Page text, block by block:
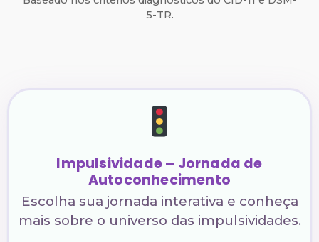
5-TR.
Impulsividade – Jornada de
Autoconhecimento
Escolha sua jornada interativa e conheça
mais sobre o universo das impulsividades.